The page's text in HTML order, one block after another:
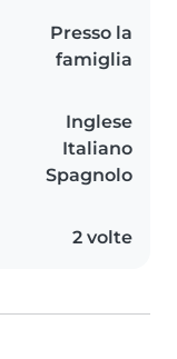
Presso la
famiglia
Inglese
Italiano
Spagnolo
2 volte